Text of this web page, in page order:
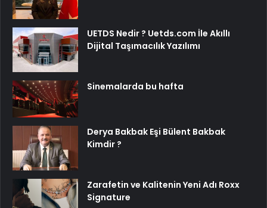
UETDS Nedir ? Uetds.com İle Akıllı
Dijital Taşımacılık Yazılımı
Sinemalarda bu hafta
Derya Bakbak Eşi Bülent Bakbak
Kimdir ?
Zarafetin ve Kalitenin Yeni Adı Roxx
Signature